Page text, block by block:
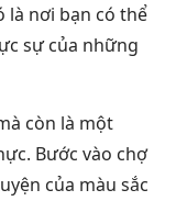
là nơi bạn có thể
sự của những
còn là một
Bước vào chợ
của màu sắc